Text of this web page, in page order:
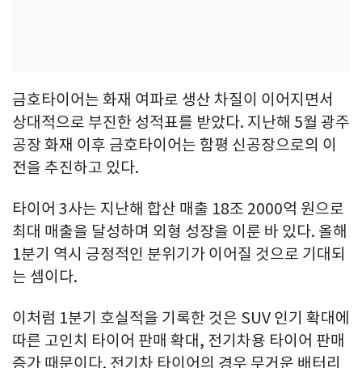
금호타이어는 화재 여파로 생산 차질이 이어지면서
상대적으로 부진한 성적표를 받았다. 지난해 5월 광주
공장 화재 이후 금호타이어는 함평 신공장으로의 이
전을 추진하고 있다.
타이어 3사는 지난해 합산 매출 18조 2000억 원으로
최대 매출을 달성하며 외형 성장을 이룬 바 있다. 올해
1분기 역시 긍정적인 분위기가 이어질 것으로 기대되
는 셈이다.
이처럼 1분기 호실적을 기록한 것은 SUV 인기 확대에
따른 고인치 타이어 판매 확대, 전기차용 타이어 판매
증가 때문이다. 전기차 타이어의 경우 무거운 배터리